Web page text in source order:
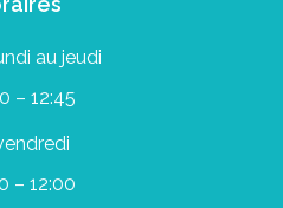
au jeudi
– 12:45
– 12:00